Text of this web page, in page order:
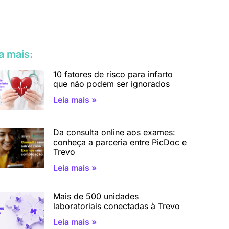
mais:
10 fatores de risco para infarto
que não podem ser ignorados
Leia mais »
Da consulta online aos exames:
conheça a parceria entre PicDoc e
Trevo
Leia mais »
Mais de 500 unidades
laboratoriais conectadas à Trevo
Leia mais »